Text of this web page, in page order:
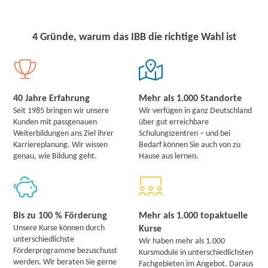
4 Gründe, warum das IBB die richtige Wahl ist
40 Jahre Erfahrung
Seit 1985 bringen wir unsere
Kunden mit passgenauen
Weiterbildungen ans Ziel ihrer
Karriereplanung. Wir wissen
genau, wie Bildung geht.
Mehr als 1.000 Standorte
Wir verfügen in ganz Deutschland
über gut erreichbare
Schulungszentren – und bei
Bedarf können Sie auch von zu
Hause aus lernen.
Bis zu 100 % Förderung
Unsere Kurse können durch
unterschiedlichste
Förderprogramme bezuschusst
werden. Wir beraten Sie gerne
Mehr als 1.000 topaktuelle
Kurse
Wir haben mehr als 1.000
Kursmodule in unterschiedlichsten
Fachgebieten im Angebot. Daraus